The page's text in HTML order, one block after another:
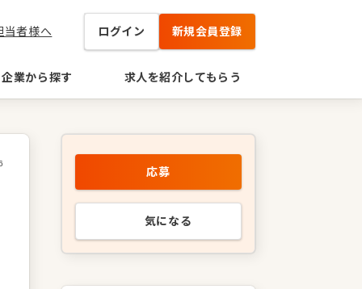
当者様へ ログイン 新規会員登録
企業から探す 求人を紹介してもらう
応募
気になる